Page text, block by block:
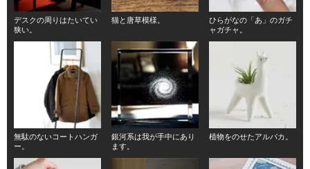
デスクの周りはたいてい
狭い。
猫と唐草模様。
ひらがなの「あ」のガチ
ャガチャ。
無駄のないコートハンガ
ー。
銀河系は我が手中にあり
ます。
植物をのせたアルパカ。